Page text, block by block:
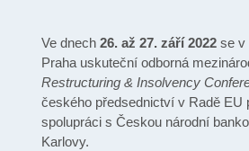
Ve dnech 26. až 27. září 2022 se v
Praha uskuteční odborná
Restructuring & Insolvency
českého předsednictví v Radě EU
spolupráci s Českou národní
Karlovy.